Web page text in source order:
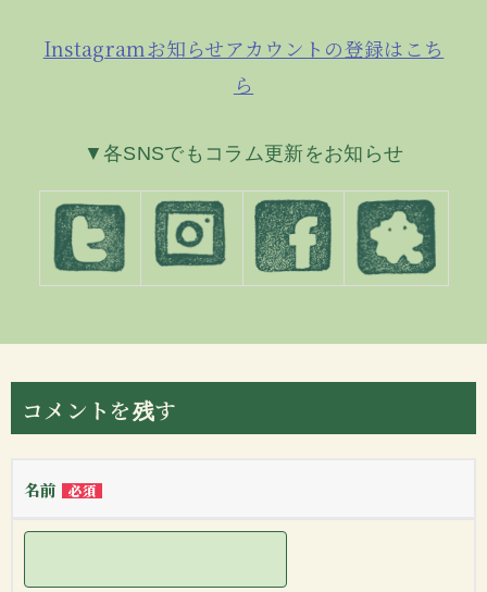
Instagramお知らせアカウントの登録はこち
ら
▼各SNSでもコラム更新をお知らせ
コメントを残す
名前 必須